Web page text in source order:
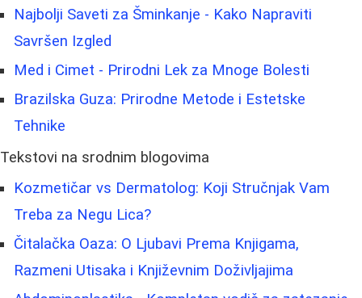
Najbolji Saveti za Šminkanje - Kako Napraviti
Savršen Izgled
Med i Cimet - Prirodni Lek za Mnoge Bolesti
Brazilska Guza: Prirodne Metode i Estetske
Tehnike
Tekstovi na srodnim blogovima
Kozmetičar vs Dermatolog: Koji Stručnjak Vam
Treba za Negu Lica?
Čitalačka Oaza: O Ljubavi Prema Knjigama,
Razmeni Utisaka i Književnim Doživljajima